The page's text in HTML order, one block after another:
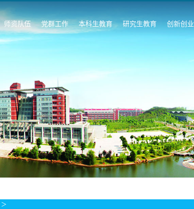
师资队伍 党群工作 本科生教育 研究生教育 创新创业
＞